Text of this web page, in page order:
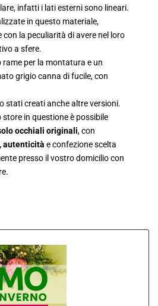
infatti i lati esterni sono lineari.
in questo materiale,
la peculiarità di avere nel loro
a sfere.
rame per la montatura e un
grigio canna di fucile, con
stati creati anche altre versioni.
in questione è possibile
occhiali originali, con
autenticità e confezione scelta
presso il vostro domicilio con